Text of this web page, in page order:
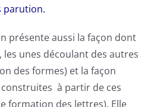
parution.
présente aussi la façon dont
les unes découlant des autres
des formes) et la façon
à partir de ces
formation des lettres). Elle